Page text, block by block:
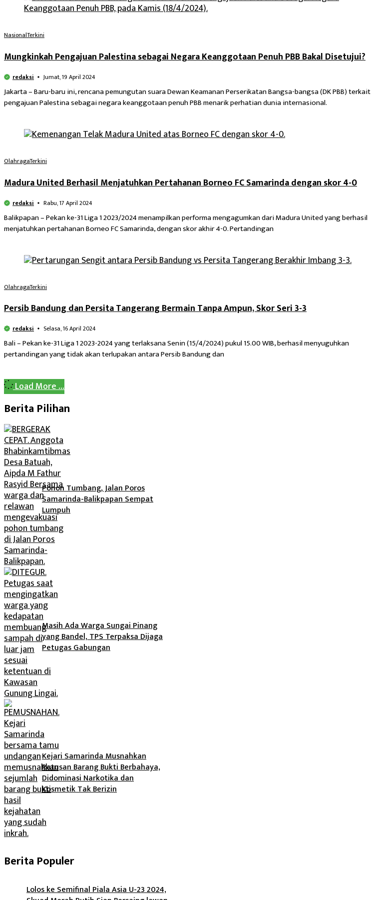
NasionalTerkini
Mungkinkah Pengajuan Palestina sebagai Negara Keanggotaan Penuh PBB Bakal Disetujui?
redaksi Jumat, 19 April 2024
Jakarta – Baru-baru ini, rencana pemungutan suara Dewan Keamanan Perserikatan Bangsa-bangsa (DK PBB) terkait
pengajuan Palestina sebagai negara keanggotaan penuh PBB menarik perhatian dunia internasional.
OlahragaTerkini
Madura United Berhasil Menjatuhkan Pertahanan Borneo FC Samarinda dengan skor 4-0
redaksi Rabu, 17 April 2024
Balikpapan – Pekan ke-31 Liga 1 2023/2024 menampilkan performa mengagumkan dari Madura United yang berhasil
menjatuhkan pertahanan Borneo FC Samarinda, dengan skor akhir 4-0. Pertandingan
OlahragaTerkini
Persib Bandung dan Persita Tangerang Bermain Tanpa Ampun, Skor Seri 3-3
redaksi Selasa, 16 April 2024
Bali – Pekan ke-31 Liga 1 2023-2024 yang terlaksana Senin (15/4/2024) pukul 15.00 WIB, berhasil menyuguhkan
pertandingan yang tidak akan terlupakan antara Persib Bandung dan
Load More ...
Berita Pilihan
Pohon Tumbang, Jalan Poros
Samarinda-Balikpapan Sempat
Lumpuh
Masih Ada Warga Sungai Pinang
yang Bandel, TPS Terpaksa Dijaga
Petugas Gabungan
Kejari Samarinda Musnahkan
Ratusan Barang Bukti Berbahaya,
Didominasi Narkotika dan
Kosmetik Tak Berizin
Berita Populer
Lolos ke Semifinal Piala Asia U-23 2024,